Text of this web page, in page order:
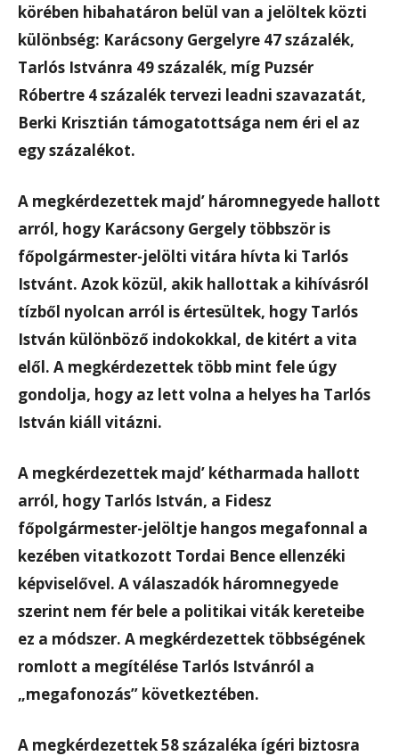
körében hibahatáron belül van a jelöltek közti
különbség: Karácsony Gergelyre 47 százalék,
Tarlós Istvánra 49 százalék, míg Puzsér
Róbertre 4 százalék tervezi leadni szavazatát,
Berki Krisztián támogatottsága nem éri el az
egy százalékot.
A megkérdezettek majd’ háromnegyede hallott
arról, hogy Karácsony Gergely többször is
főpolgármester-jelölti vitára hívta ki Tarlós
Istvánt. Azok közül, akik hallottak a kihívásról
tízből nyolcan arról is értesültek, hogy Tarlós
István különböző indokokkal, de kitért a vita
elől. A megkérdezettek több mint fele úgy
gondolja, hogy az lett volna a helyes ha Tarlós
István kiáll vitázni.
A megkérdezettek majd’ kétharmada hallott
arról, hogy Tarlós István, a Fidesz
főpolgármester-jelöltje hangos megafonnal a
kezében vitatkozott Tordai Bence ellenzéki
képviselővel. A válaszadók háromnegyede
szerint nem fér bele a politikai viták kereteibe
ez a módszer. A megkérdezettek többségének
romlott a megítélése Tarlós Istvánról a
„megafonozás” következtében.
A megkérdezettek 58 százaléka ígéri biztosra